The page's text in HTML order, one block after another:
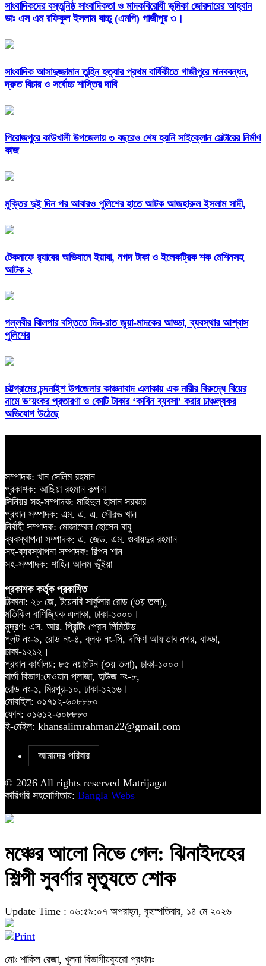
সাংবাদিকদের বস্তুনিষ্ঠ সাংবাদিকতা ও মাদকবিরোধী ভূমিকা জোরদারের আহ্বান
ডাঃ এস এম রফিকুল ইসলাম বাচ্চু (এমপি) গাজীপুর ৩।
সাংবাদিক আসাদুজ্জামান তুহিন হত্যার প্রথম বার্ষিকীতে গাজীপুরে মানববন্ধন,
দ্রুত বিচার ও সর্বোচ্চ শাস্তির দাবি
পিরোজপুরে কাউখালী উপজেলায় ৩ বছরেও শেষ হয়নি সাইক্লোন সেল্টারের নির্মাণ
কাজ
মুক্তির দুই দিন পর আবারও পুলিশের হাতে আটক আজহারুল ইসলাম সাদী,
টেকনাফে র‌্যাবের অভিযানে ইয়াবা, নগদ টাকা ও ইলেকট্রিক শক মেশিনসহ
আটক ২
পল্লবীর ঝিলপার বস্তিতে দিন-রাত জুয়া-মাদকের আড্ডা, ব্যবস্থার আশ্বাস
পুলিশের
চট্টগ্রামের চন্দনাইশ উপজেলার কাঞ্চনাবাদ এলাকায় এক নারীর বিরুদ্ধে বিয়ের
নামে ভ’য়ংকর প্রতারণা ও কোটি টাকার ‘কাবিন ব্যবসা’ করার চাঞ্চল্যকর
অভিযোগ উঠেছে
সম্পাদক: খান সেলিম রহমান
প্রকাশক: আছিয়া রহমান কল্পনা
সিনিয়র সহ-সম্পাদক: মাহিদুল হাসান সরকার
প্রধান সম্পাদক: এম. এ. এ. সৌরভ খান
নির্বাহী সম্পাদক: মোজাম্মেল হোসেন বাবু
ব্যবস্থাপনা সম্পাদক: এ. জেড. এম. ওবায়দুর রহমান
সহ-ব্যবস্থাপনা সম্পাদক: রিপন শান
সহ-সম্পাদক: শাহিন আলম ভূঁইয়া
প্রকাশক কর্তৃক প্রকাশিত
ঠিকানা: ২৮ জে, টয়েনবি সার্কুলার রোড (৩য় তলা),
মতিঝিল বাণিজ্যিক এলাকা, ঢাকা-১০০০।
মুদ্রণ: এস. আর. প্রিন্টিং প্রেস লিমিটেড
প্লট নং-৯, রোড নং-৪, ব্লক নং-সি, দক্ষিণ আফতাব নগর, বাড্ডা,
ঢাকা-১২১২।
প্রধান কার্যালয়: ৮৫ নয়াপল্টন (৩য় তলা), ঢাকা-১০০০।
বার্তা বিভাগ:দেওয়ান প্লাজা, হাউজ নং-৮,
রোড নং-১, মিরপুর-১০, ঢাকা-১২১৬।
মোবাইল: ০১৭১২-৬০৮৮৮০
ফোন: ০১৬১২-৬০৮৮৮০
ই-মেইল: khansalimrahman22@gmail.com
আমাদের পরিবার
© 2026 All rights reserved Matrijagat
কারিগরি সহযোগিতায়: Bangla Webs
মঞ্চের আলো নিভে গেল: ঝিনাইদহের
শিল্পী সুবর্ণার মৃত্যুতে শোক
Update Time : ০৬:৫৯:০৭ অপরাহ্ন, বৃহস্পতিবার, ১৪ মে ২০২৬
মোঃ শাকিল রেজা, খুলনা বিভাগীয়ব্যুরো প্রধানঃ